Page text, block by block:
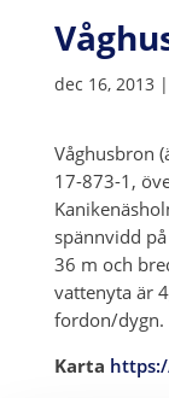
dec 16, 2013 |
Våghusbron
17-873-1,
spännvidd
36 m och
vattenyta är
fordon/dygn.
Karta